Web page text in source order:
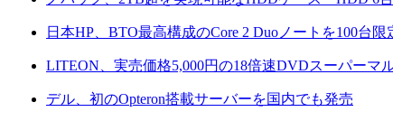
日本HP、BTO最高構成のCore 2 Duoノートを100台限
LITEON、実売価格5,000円の18倍速DVDスーパーマ
デル、初のOpteron搭載サーバーを国内でも発売